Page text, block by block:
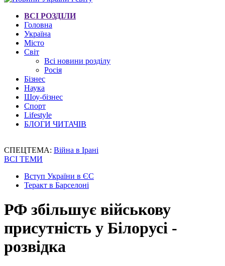
ВСІ РОЗДІЛИ
Головна
Україна
Місто
Світ
Всі новини розділу
Росія
Бізнес
Наука
Шоу-бізнес
Спорт
Lifestyle
БЛОГИ ЧИТАЧІВ
СПЕЦТЕМА: Війна в Ірані
ВСІ ТЕМИ
Вступ України в ЄС
Теракт в Барселоні
РФ збільшує військову
присутність у Білорусі -
розвідка